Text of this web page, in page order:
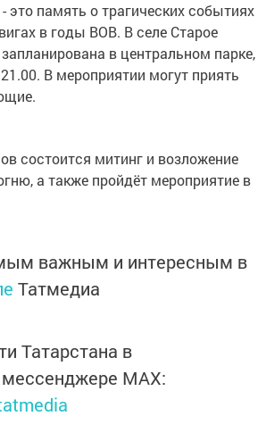
это память о трагических событиях
в годы ВОВ. В селе Старое
в центральном парке,
В мероприятии могут приять
состоится митинг и возложение
а также пройдёт мероприятие в
важным и интересным в
Татмедиа
Татарстана в
MАХ: